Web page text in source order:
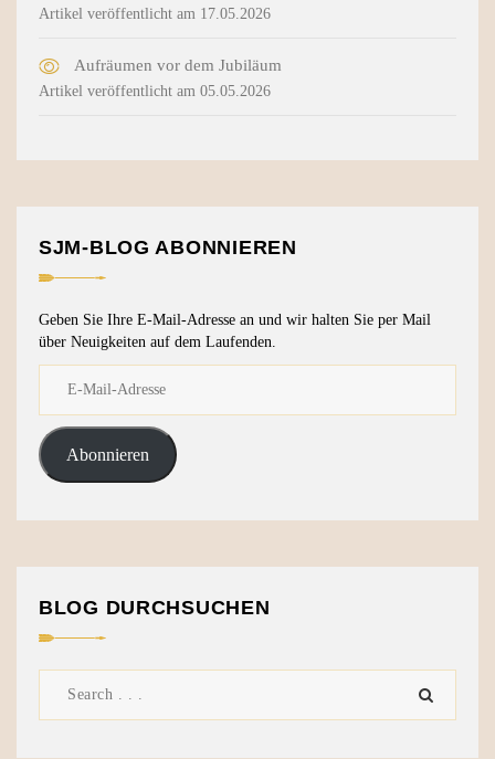
Artikel veröffentlicht am 17.05.2026
Aufräumen vor dem Jubiläum
Artikel veröffentlicht am 05.05.2026
SJM-BLOG ABONNIEREN
Geben Sie Ihre E-Mail-Adresse an und wir halten Sie per Mail
über Neuigkeiten auf dem Laufenden.
Abonnieren
BLOG DURCHSUCHEN